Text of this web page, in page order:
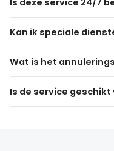
Is deze service 24/7
Kan ik speciale
Extra
VIP voertuigupgrade
Wat is het
Is de service